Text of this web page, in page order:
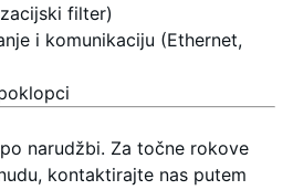
filter)
i komunikaciju (Ethernet,
narudžbi. Za točne rokove
kontaktirajte nas putem